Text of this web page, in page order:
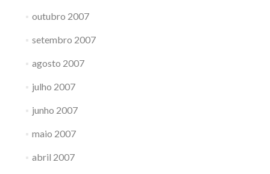
outubro 2007
setembro 2007
agosto 2007
julho 2007
junho 2007
maio 2007
abril 2007